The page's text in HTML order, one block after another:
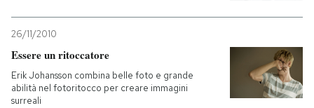
Scienza
Sport
Altrecose
Mondiali calcio 2026
26/11/2010
Essere un ritoccatore
Erik Johansson combina belle foto e grande
abilità nel fotoritocco per creare immagini
surreali